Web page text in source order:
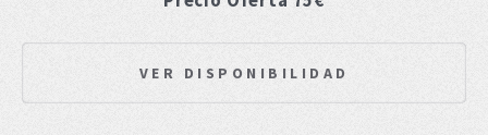
VER DISPONIBILIDAD